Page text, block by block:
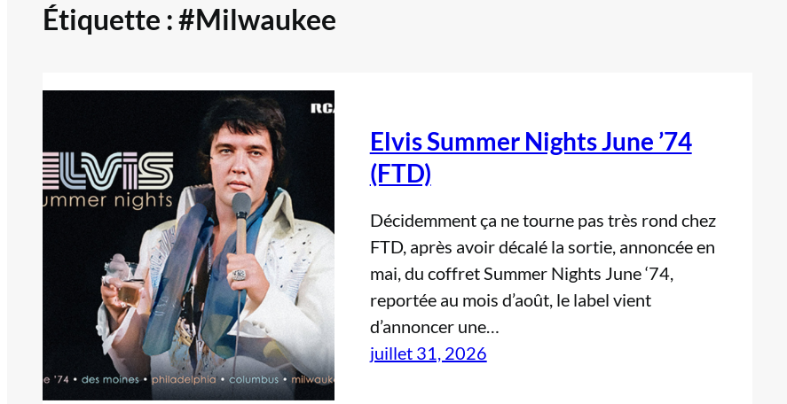
Étiquette :#Milwaukee
Elvis Summer Nights June ’74
(FTD)
Décidemment ça ne tourne pas très rond chez
FTD, après avoir décalé la sortie, annoncée en
mai, du coffret Summer Nights June ‘74,
reportée au mois d’août, le label vient
d’annoncer une…
juillet 31, 2026